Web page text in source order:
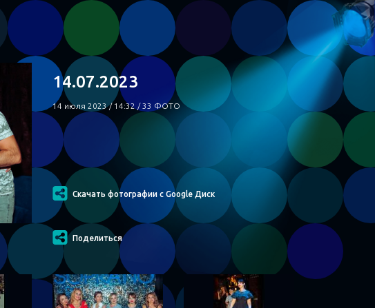
14.07.2023
14 июля 2023 / 14:32 / 33 ФОТО
Скачать фотографии с Google Диск
Поделиться